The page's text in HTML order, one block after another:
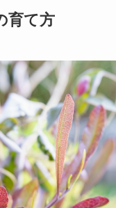
育て方